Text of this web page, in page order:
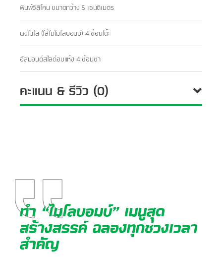
​​พิมพ์ซิลิโคน ขนาดกว้าง 5 เซนติเมตร​
​​ผงไมโล (ใส่ในไมโลบอมบ์) 4 ช้อนโต๊ะ​
​​อัลมอนด์สไลด์อบแห้ง 4 ช้อนชา​
คะแนน & รีวิว (0)
​ทำ “ไมโลบอมบ์” เมนูสุด
สร้างสรรค์ ฉลองทุกช่วงเวลา
สำคัญ